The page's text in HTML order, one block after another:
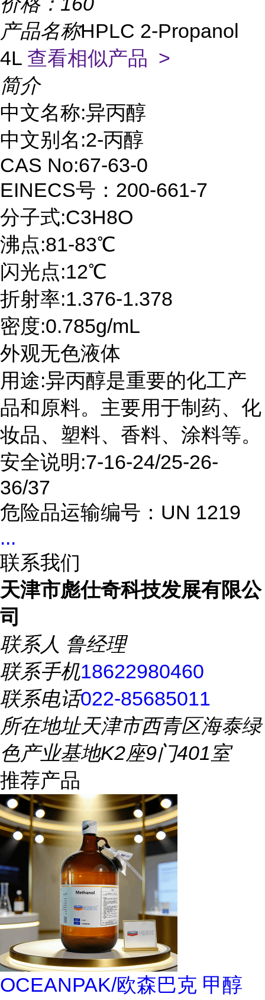
产品名称HPLC 2-Propanol
4L 查看相似产品 >
简介
中文名称:异丙醇
中文别名:2-丙醇
CAS No:67-63-0
EINECS号：200-661-7
分子式:C3H8O
沸点:81-83℃
闪光点:12℃
折射率:1.376-1.378
密度:0.785g/mL
外观无色液体
用途:异丙醇是重要的化工产
品和原料。主要用于制药、化
妆品、塑料、香料、涂料等。
安全说明:7-16-24/25-26-
36/37
危险品运输编号：UN 1219
...
联系我们
天津市彪仕奇科技发展有限公
司
联系人 鲁经理
联系手机18622980460
联系电话022-85685011
所在地址天津市西青区海泰绿
色产业基地K2座9门401室
推荐产品
OCEANPAK/欧森巴克 甲醇